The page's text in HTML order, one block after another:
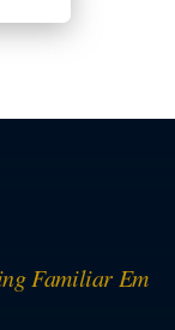
Familiar Em